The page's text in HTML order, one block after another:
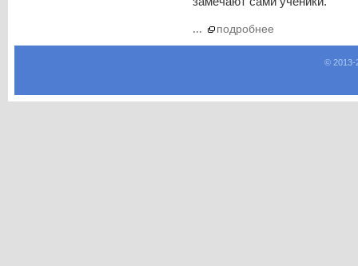
... подробнее
© 2013-